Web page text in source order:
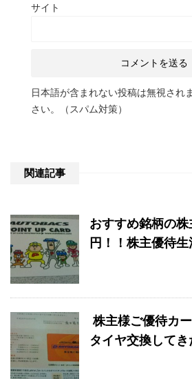
サイト
日本語が含まれない投稿は無視され
さい。（スパム対策）
関連記事
おすすめ銘柄の
円！！株主優待生
株主様ご優待カ
タイヤ交換してき